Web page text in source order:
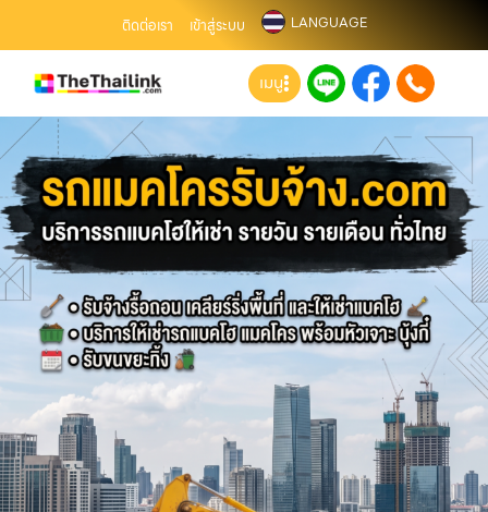
ติดต่อเรา เข้าสู่ระบบ LANGUAGE
เมนู